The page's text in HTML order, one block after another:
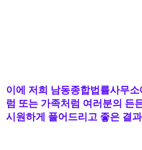
이에 저희 남동종합법률사무
럼 또는 가족처럼 여러분의 든
시원하게 풀어드리고 좋은 결